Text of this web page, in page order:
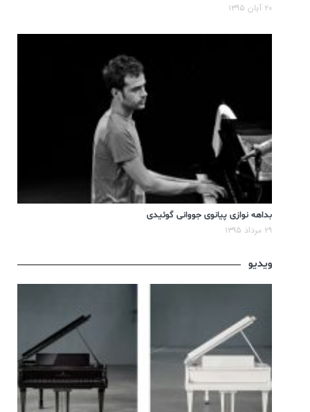
۲۰ آبان ۱۳۹۵
بداهه نوازی پیانوی جووانی گوئیدی
۲۹ مرداد ۱۳۹۵
ویدیو